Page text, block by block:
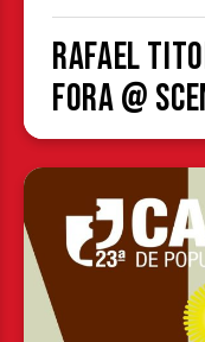
Rafael
Fora @